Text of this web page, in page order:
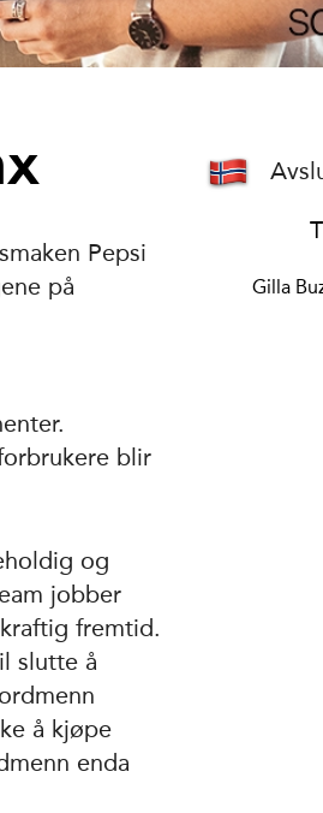
Pepsi
på
blir
og
jobber
fremtid.
slutte å
å kjøpe
enda
Gilla